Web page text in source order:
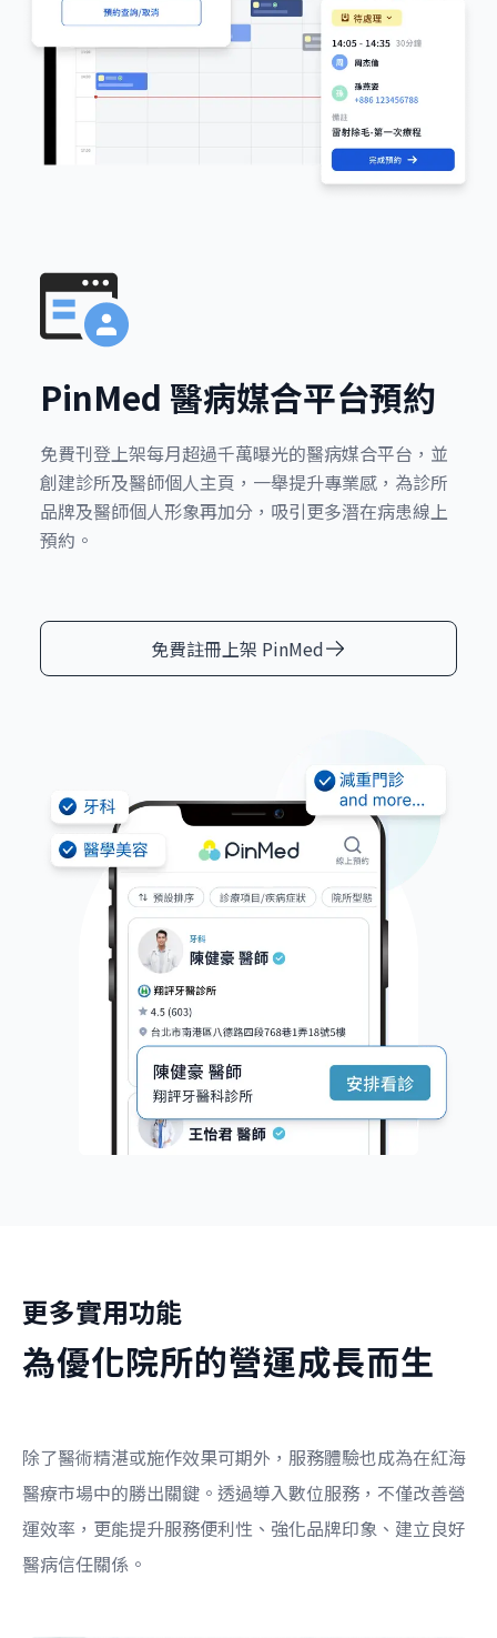
PinMed 醫病媒合平台預約
免費刊登上架每月超過千萬曝光的醫病媒合平台，並
創建診所及醫師個人主頁，一舉提升專業感，為診所
品牌及醫師個人形象再加分，吸引更多潛在病患線上
預約。
免費註冊上架 PinMed
更多實用功能
為優化院所的營運成長而生
除了醫術精湛或施作效果可期外，服務體驗也成為在紅海
醫療市場中的勝出關鍵。透過導入數位服務，不僅改善營
運效率，更能提升服務便利性、強化品牌印象、建立良好
醫病信任關係。